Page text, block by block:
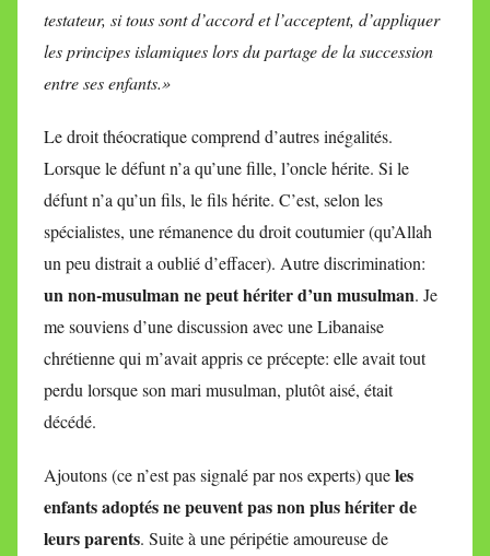
testateur, si tous sont d’accord et l’acceptent, d’appliquer
les principes islamiques lors du partage de la succession
entre ses enfants.»
Le droit théocratique comprend d’autres inégalités.
Lorsque le défunt n’a qu’une fille, l’oncle hérite. Si le
défunt n’a qu’un fils, le fils hérite. C’est, selon les
spécialistes, une rémanence du droit coutumier (qu’Allah
un peu distrait a oublié d’effacer). Autre discrimination:
un non-musulman ne peut hériter d’un musulman. Je
me souviens d’une discussion avec une Libanaise
chrétienne qui m’avait appris ce précepte: elle avait tout
perdu lorsque son mari musulman, plutôt aisé, était
décédé.
Ajoutons (ce n’est pas signalé par nos experts) queles
enfants adoptés ne peuvent pas non plus hériter de
leurs parents. Suite à une péripétie amoureuse de